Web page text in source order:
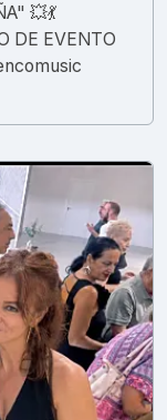
💥💃
DE EVENTO